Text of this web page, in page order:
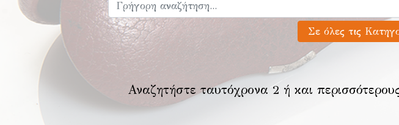
Αναζητήστε ταυτόχρονα 2 ή και